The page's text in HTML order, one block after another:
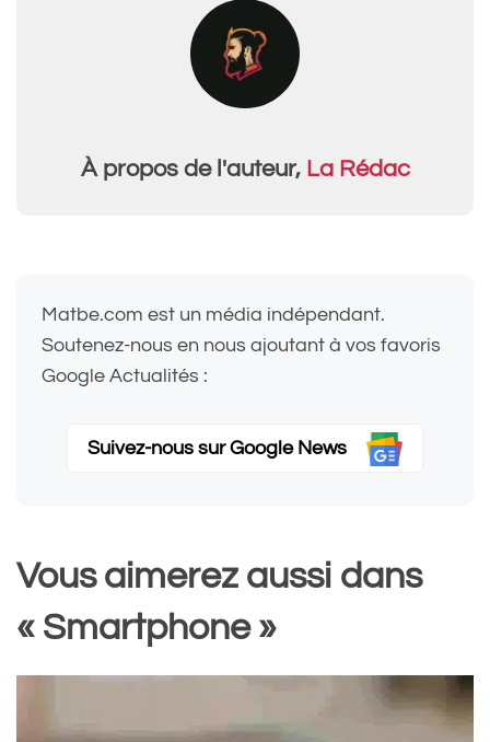
À propos de l'auteur, La Rédac
Matbe.com est un média indépendant.
Soutenez-nous en nous ajoutant à vos favoris
Google Actualités :
Suivez-nous sur Google News
Vous aimerez aussi dans
« Smartphone »